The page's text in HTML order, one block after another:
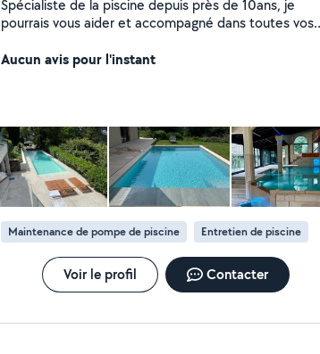
Spécialiste de la piscine depuis près de 10ans, je
pourrais vous aider et accompagné dans toutes vos
Aucun avis pour l'instant
Maintenance de pompe de piscine Entretien de piscine
Voir le profil Contacter